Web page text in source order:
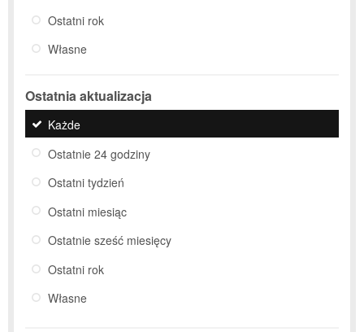
Ostatni rok
Własne
Ostatnia aktualizacja
Każde
Ostatnie 24 godziny
Ostatni tydzień
Ostatni miesiąc
Ostatnie sześć miesięcy
Ostatni rok
Własne